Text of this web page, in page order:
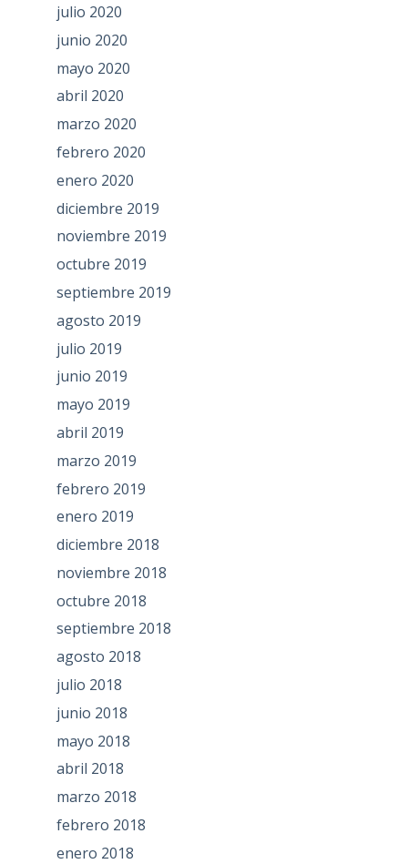
julio 2020
junio 2020
mayo 2020
abril 2020
marzo 2020
febrero 2020
enero 2020
diciembre 2019
noviembre 2019
octubre 2019
septiembre 2019
agosto 2019
julio 2019
junio 2019
mayo 2019
abril 2019
marzo 2019
febrero 2019
enero 2019
diciembre 2018
noviembre 2018
octubre 2018
septiembre 2018
agosto 2018
julio 2018
junio 2018
mayo 2018
abril 2018
marzo 2018
febrero 2018
enero 2018